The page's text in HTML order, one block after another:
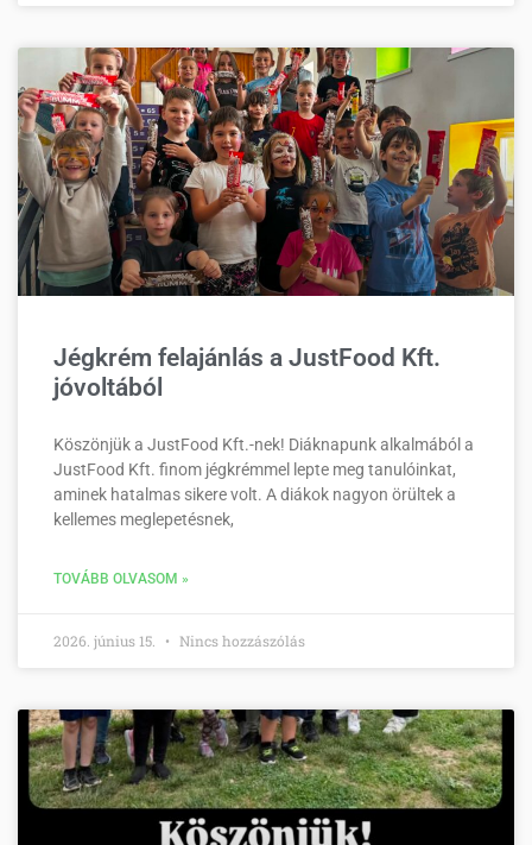
Jégkrém felajánlás a JustFood Kft.
jóvoltából
Köszönjük a JustFood Kft.-nek! Diáknapunk alkalmából a
JustFood Kft. finom jégkrémmel lepte meg tanulóinkat,
aminek hatalmas sikere volt. A diákok nagyon örültek a
kellemes meglepetésnek,
TOVÁBB OLVASOM »
2026. június 15. Nincs hozzászólás